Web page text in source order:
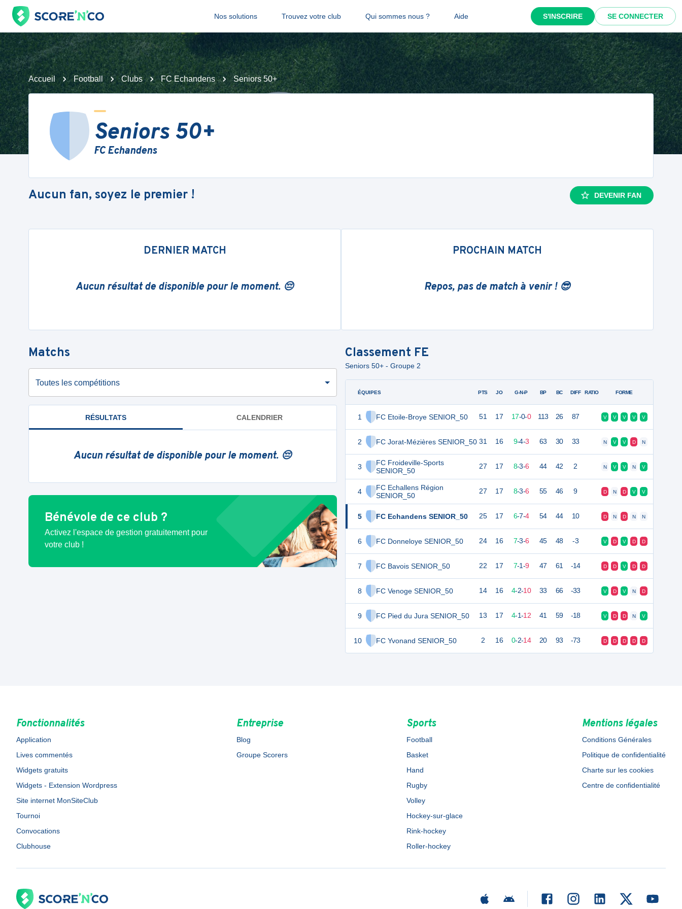
Nos solutions Trouvez votre club Qui sommes nous ? Aide S'INSCRIRE SE CONNECTER
Accueil Football Clubs FC Echandens Seniors 50+
Seniors 50+
FC Echandens
Aucun fan, soyez le premier ! DEVENIR FAN
DERNIER MATCH
Aucun résultat de disponible pour le moment. 😔
PROCHAIN MATCH
Repos, pas de match à venir ! 😎
Matchs
Toutes les compétitions
RÉSULTATS CALENDRIER
Aucun résultat de disponible pour le moment. 😔
Bénévole de ce club ?
Activez l'espace de gestion gratuitement pour
votre club !
Classement FE
Seniors 50+ - Groupe 2
ÉQUIPES
1 FC Etoile-Broye SENIOR_50
2 FC Jorat-Mézières SENIOR_50
3
FC Froideville-Sports
SENIOR_50
4
FC Echallens Région
SENIOR_50
5 FC Echandens SENIOR_50
6 FC Donneloye SENIOR_50
7 FC Bavois SENIOR_50
8 FC Venoge SENIOR_50
9 FC Pied du Jura SENIOR_50
10 FC Yvonand SENIOR_50
PTS JO G-N-P BP BC DIFF RATIO FORME
51 17 17-0-0 113 26 87 V V V V V
31 16 9-4-3 63 30 33 N V V D N
27 17 8-3-6 44 42 2 N V V N V
27 17 8-3-6 55 46 9 D N D V V
25 17 6-7-4 54 44 10 D N D N N
24 16 7-3-6 45 48 -3 V D V D D
22 17 7-1-9 47 61 -14 D D V D D
14 16 4-2-10 33 66 -33 V D V N D
13 17 4-1-12 41 59 -18 V D D N V
2 16 0-2-14 20 93 -73 D D D D D
Fonctionnalités
Application
Lives commentés
Widgets gratuits
Widgets - Extension Wordpress
Site internet MonSiteClub
Tournoi
Convocations
Clubhouse
Entreprise
Blog
Groupe Scorers
Sports
Football
Basket
Hand
Rugby
Volley
Hockey-sur-glace
Rink-hockey
Roller-hockey
Mentions légales
Conditions Générales
Politique de confidentialité
Charte sur les cookies
Centre de confidentialité